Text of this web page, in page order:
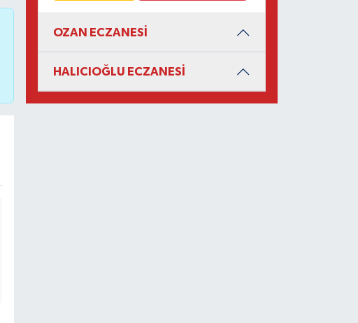
OZAN ECZANESİ
HALICIOĞLU ECZANESİ